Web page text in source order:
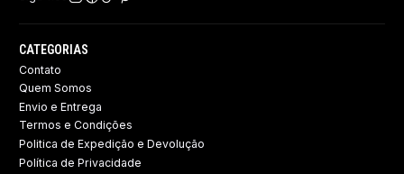
CATEGORIAS
Contato
Quem Somos
Envio e Entrega
Termos e Condições
Politica de Expedição e Devolução ​
Política de Privacidade